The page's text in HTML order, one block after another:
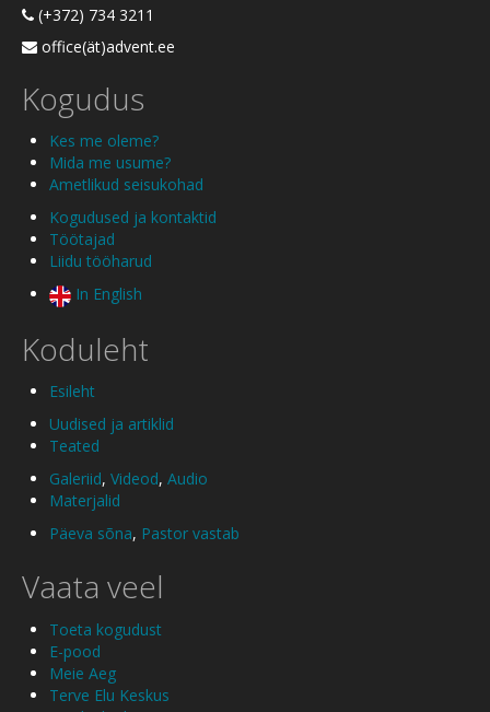
(+372) 734 3211
office(ät)advent.ee
Kogudus
Kes me oleme?
Mida me usume?
Ametlikud seisukohad
Kogudused ja kontaktid
Töötajad
Liidu tööharud
In English
Koduleht
Esileht
Uudised ja artiklid
Teated
Galeriid, Videod, Audio
Materjalid
Päeva sõna, Pastor vastab
Vaata veel
Toeta kogudust
E-pood
Meie Aeg
Terve Elu Keskus